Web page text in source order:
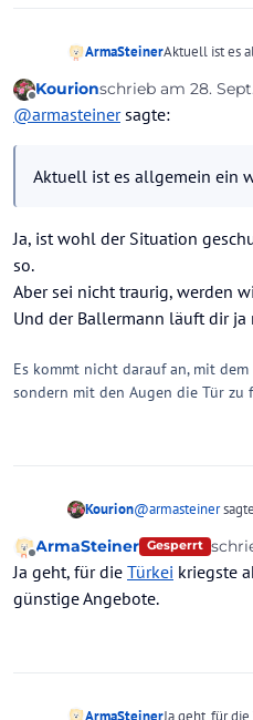
ArmaSteinerAktuell ist es
Ballermann.
Da aber
Buchst du es
Flugzeiten. Da
Offline
Kourionschrieb am 28.
zuletzt editiert von
@armasteinersagte:
Aktuell ist es allgemein ein
Ja, ist wohl der Situation
so.
Aber sei nicht traurig, werden
Und der Ballermann läuft dir ja
Es kommt nicht darauf an, mit
sondern mit den Augen die Tür zu
Kourion@armasteiner
Aktuell ist es
Offline
ArmaSteiner Gesperrt
Ja geht, für die Türkei kriegste
günstige Angebote.
ArmaSteinerJa geht, für